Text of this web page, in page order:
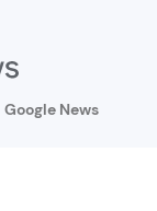
Google News